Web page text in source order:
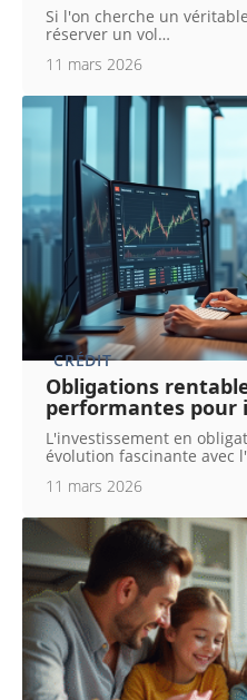
Si l'on cherche un
réserver un vol…
11 mars 2026
CRÉDIT
Obligations
performantes pour
L'investissement en
évolution fascinante avec
11 mars 2026